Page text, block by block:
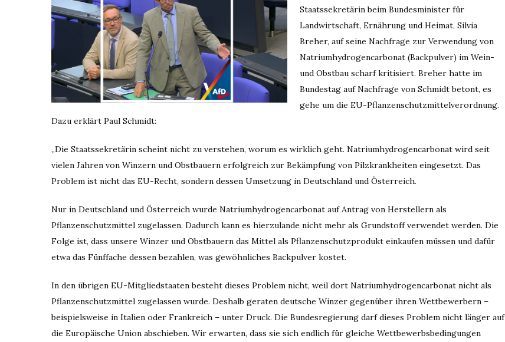
Staatssekretärin beim Bundesminister für
Landwirtschaft, Ernährung und Heimat, Silvia
Breher, auf seine Nachfrage zur Verwendung von
Natriumhydrogencarbonat (Backpulver) im Wein-
und Obstbau scharf kritisiert. Breher hatte im
Bundestag auf Nachfrage von Schmidt betont, es
gehe um die EU-Pflanzenschutzmittelverordnung.
Dazu erklärt Paul Schmidt:
„Die Staatssekretärin scheint nicht zu verstehen, worum es wirklich geht. Natriumhydrogencarbonat wird seit
vielen Jahren von Winzern und Obstbauern erfolgreich zur Bekämpfung von Pilzkrankheiten eingesetzt. Das
Problem ist nicht das EU-Recht, sondern dessen Umsetzung in Deutschland und Österreich.
Nur in Deutschland und Österreich wurde Natriumhydrogencarbonat auf Antrag von Herstellern als
Pflanzenschutzmittel zugelassen. Dadurch kann es hierzulande nicht mehr als Grundstoff verwendet werden. Die
Folge ist, dass unsere Winzer und Obstbauern das Mittel als Pflanzenschutzprodukt einkaufen müssen und dafür
etwa das Fünffache dessen bezahlen, was gewöhnliches Backpulver kostet.
In den übrigen EU-Mitgliedstaaten besteht dieses Problem nicht, weil dort Natriumhydrogencarbonat nicht als
Pflanzenschutzmittel zugelassen wurde. Deshalb geraten deutsche Winzer gegenüber ihren Wettbewerbern –
beispielsweise in Italien oder Frankreich – unter Druck. Die Bundesregierung darf dieses Problem nicht länger auf
die Europäische Union abschieben. Wir erwarten, dass sie sich endlich für gleiche Wettbewerbsbedingungen